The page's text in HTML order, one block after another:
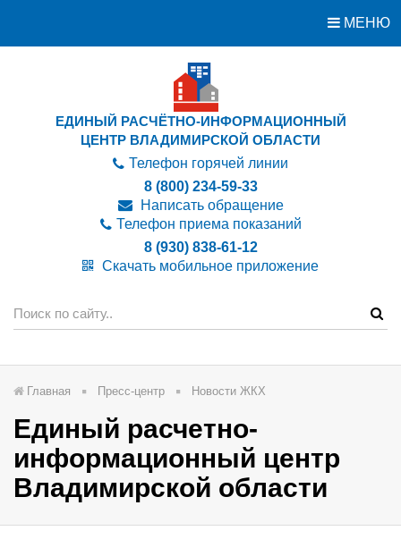
МЕНЮ
ЕДИНЫЙ РАСЧЁТНО-ИНФОРМАЦИОННЫЙ
ЦЕНТР ВЛАДИМИРСКОЙ ОБЛАСТИ
Телефон горячей линии
8 (800) 234-59-33
Написать обращение
Телефон приема показаний
8 (930) 838-61-12
Скачать мобильное приложение
Главная Пресс-центр Новости ЖКХ
Единый расчетно-
информационный центр
Владимирской области